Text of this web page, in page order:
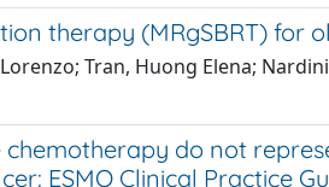
therapy (MRgSBRT) for
Tran, Huong Elena;
do not
ESMO Clinical Practice